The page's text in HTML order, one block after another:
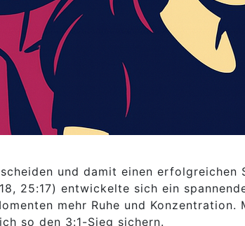
und damit einen erfolgreichen
25:17) entwickelte sich ein
mehr Ruhe und Konzentration.
so den 3:1-Sieg sichern.